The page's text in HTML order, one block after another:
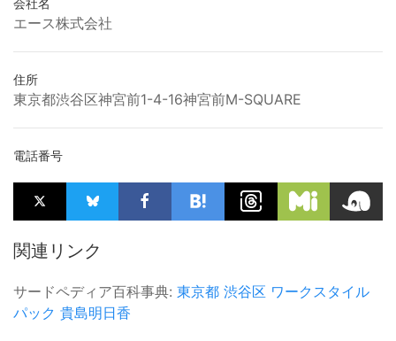
エース株式会社
住所
東京都渋谷区神宮前1-4-16神宮前M-SQUARE
電話番号
関連リンク
サードペディア百科事典: 東京都 渋谷区 ワークスタイル
パック 貴島明日香